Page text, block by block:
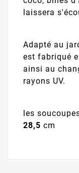
laissera
Adapté au
est fabriqué
ainsi au
rayons UV.
les
28,5 cm